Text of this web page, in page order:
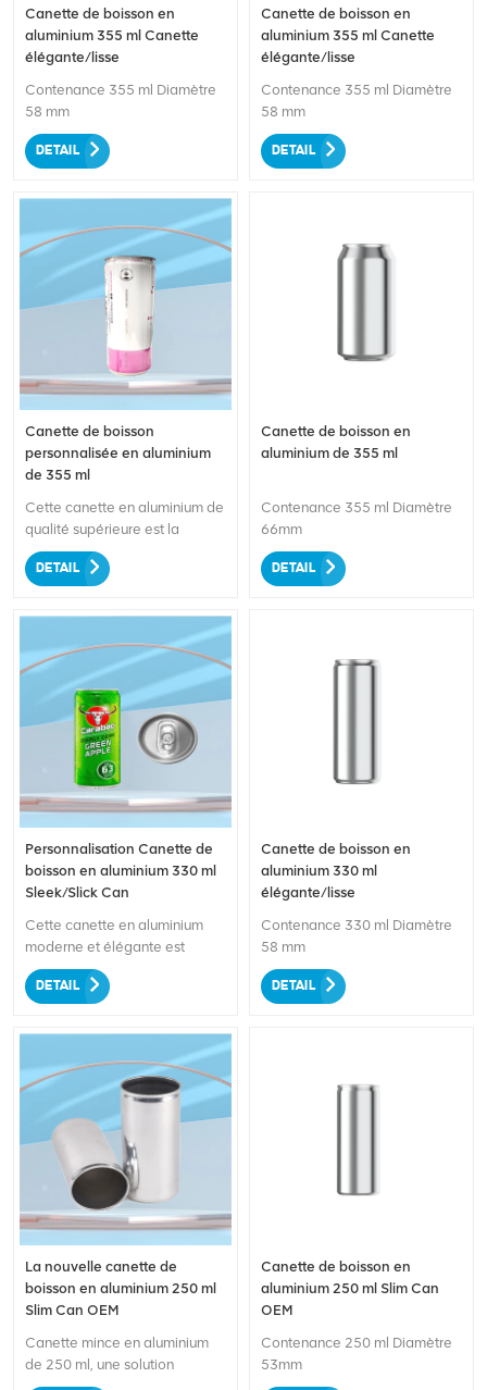
la demande croissante
d’options plus écologiques, ce
produit peut s’aligner sur les
attentes des consommateurs
en matière d’emballages
l’environnement. Rejoignez-
nous pour adopter un avenir
boissons dans cette canette en
aluminium pratique et
respectueuse de
l'environnement.
Canette de boisson en
aluminium 355 ml Canette
élégante/lisse
Contenance 355 ml Diamètre
58 mm
DETAIL
Canette de boisson en
aluminium 355 ml Canette
élégante/lisse
Contenance 355 ml Diamètre
58 mm
DETAIL
Canette de boisson
personnalisée en aluminium
de 355 ml
Cette canette en aluminium de
qualité supérieure est la
solution d'emballage parfaite
pour une variété de boissons.
de haute qualité, il garantit
durabilité et fraîcheur. Grâce
aux options de marque
personnalisables, vous pouvez
créer des designs et des logos
uniques pour faire ressortir
votre produit. La taille standard
de 355 ml est pratique pour les
consommateurs tout en
garantissant une grande
préférées. Rehaussez votre
marque avec notre canette
standard en aluminium
personnalisable et laissez une
impression durable sur vos
DETAIL
Canette de boisson en
aluminium de 355 ml
Contenance 355 ml Diamètre
66mm
DETAIL
Personnalisation Canette de
boisson en aluminium 330 ml
Sleek/Slick Can
Cette canette en aluminium
moderne et élégante est
parfaite pour une variété de
boissons, y compris les
boissons énergisantes, les jus,
l'aluminium de haute qualité, il
assure la durabilité et la
fraîcheur de votre boisson.
Grâce aux options de marque
personnalisables, vous pouvez
présenter votre design et votre
logo uniques, ce qui permet à
votre produit de se démarquer
Le design élégant et la
capacité de 330 ml le rendent
pratique pour une
consommation en
déplacement. Rehaussez vos
DETAIL
Canette de boisson en
aluminium 330 ml
élégante/lisse
Contenance 330 ml Diamètre
58 mm
DETAIL
La nouvelle canette de
boisson en aluminium 250 ml
Slim Can OEM
Canette mince en aluminium
de 250 ml, une solution
d'emballage élégante et
Canette de boisson en
aluminium 250 ml Slim Can
OEM
Contenance 250 ml Diamètre
53mm